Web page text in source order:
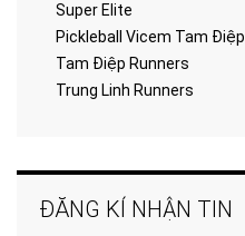
Super Elite
Pickleball Vicem Tam Điệp
Tam Điệp Runners
Trung Linh Runners
ĐĂNG KÍ NHẬN TIN